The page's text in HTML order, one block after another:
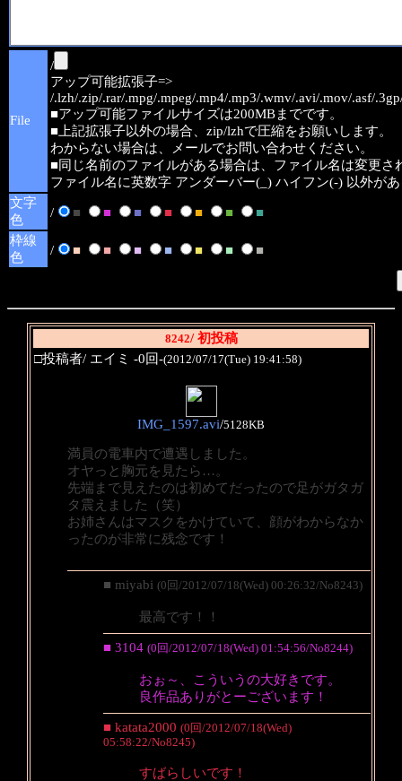
File
/
アップ可能拡張子=>
/.lzh/.zip/.rar/.mpg/.mpeg/.mp4/.mp3/.wmv/.avi/.mov/.asf/
■アップ可能ファイルサイズは200MBまでです。
■上記拡張子以外の場合、zip/lzhで圧縮をお願いします。
わからない場合は、メールでお問い合わせください。
■同じ名前のファイルがある場合は、ファイル名は変更さ
ファイル名に英数字 アンダーバー(_) ハイフン(-) 以外が
文字
色
/ ■ ■ ■ ■ ■ ■
■
枠線
色
/ ■ ■ ■ ■ ■ ■ ■
8242/ 初投稿
□投稿者/ エイミ -0回-(2012/07/17(Tue) 19:41:58)
IMG_1597.avi/5128KB
満員の電車内で遭遇しました。
オヤっと胸元を見たら…。
先端まで見えたのは初めてだったので足がガタガ
タ震えました（笑）
お姉さんはマスクをかけていて、顔がわからなか
ったのが非常に残念です！
■ miyabi (0回/2012/07/18(Wed) 00:26:32/No8243)
最高です！！
■ 3104 (0回/2012/07/18(Wed) 01:54:56/No8244)
おぉ～、こういうの大好きです。
良作品ありがとーございます！
■ katata2000 (0回/2012/07/18(Wed)
05:58:22/No8245)
すばらしいです！